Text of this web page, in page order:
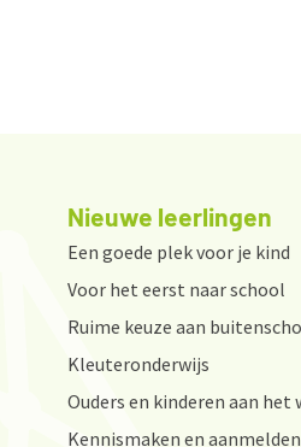
Nieuwe leerlingen
Een goede plek voor je kind
Voor het eerst naar school
Ruime keuze aan
Kleuteronderwijs
Ouders en kinderen aan het
Kennismaken en aanmelden